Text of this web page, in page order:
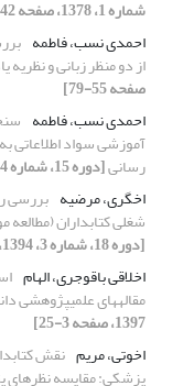
شماره 1، 1378، صفحه 42-52]
احمدی نسب، فاطمه
از دو منظر زبانی و
صفحه 55-79]
احمدی نسب، فاطمه
آموزشی سواد اطلاعاتی
رسانی[دوره 15، شماره 4، 1391، صفحه 233-255]
اخگری، مرضیه بررسی
شغلی کتابداران
[دوره 18، شماره 3، 1394، صفحه 21-52]
اخلاقی باقوجری، الهام
مقاله‎های علمی‎‎پژوهشی دانشگاه فردوسی مشهد
1397، صفحه 3-25]
اخوتی، مریم نقش
پزشکی: مقایسه نظرهای